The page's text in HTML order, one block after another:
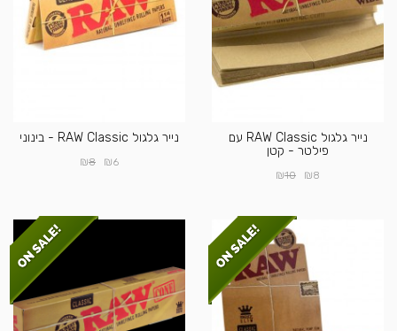
נייר גלגול RAW Classic עם
פילטר - קטן
₪8
₪10
נייר גלגול RAW Classic - בינוני
₪6
₪8